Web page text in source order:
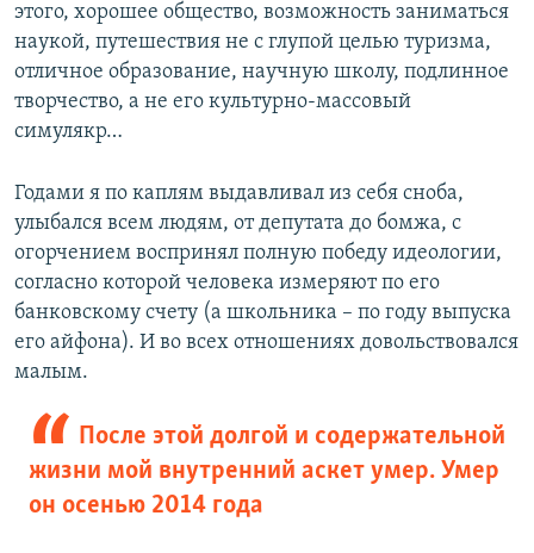
этого, хорошее общество, возможность заниматься
наукой, путешествия не с глупой целью туризма,
отличное образование, научную школу, подлинное
творчество, а не его культурно-массовый
симулякр…
Годами я по каплям выдавливал из себя сноба,
улыбался всем людям, от депутата до бомжа, с
огорчением воспринял полную победу идеологии,
согласно которой человека измеряют по его
банковскому счету (а школьника – по году выпуска
его айфона). И во всех отношениях довольствовался
малым.
После этой долгой и содержательной
жизни мой внутренний аскет умер. Умер
он осенью 2014 года